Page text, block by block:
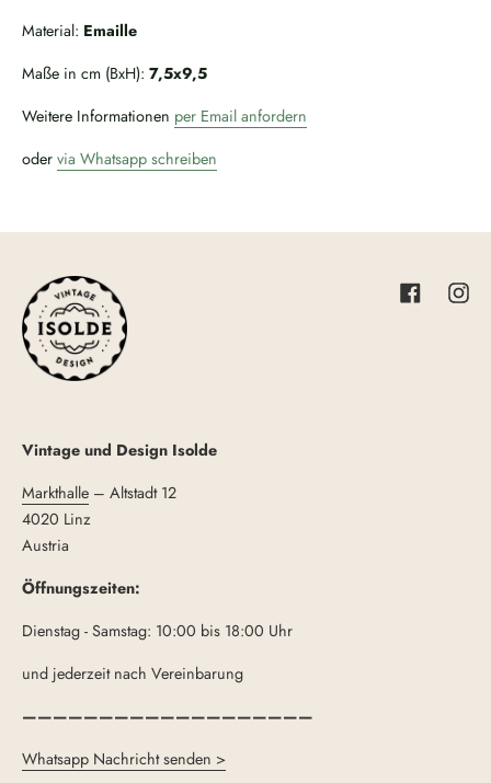
Material: Emaille
Maße in cm (BxH): 7,5x9,5
Weitere Informationen per Email anfordern
oder via Whatsapp schreiben
Facebook
Vintage und Design Isolde
Markthalle – Altstadt 12
4020 Linz
Austria
Öffnungszeiten:
Dienstag - Samstag: 10:00 bis 18:00 Uhr
und jederzeit nach Vereinbarung
———————————————————
Whatsapp Nachricht senden >